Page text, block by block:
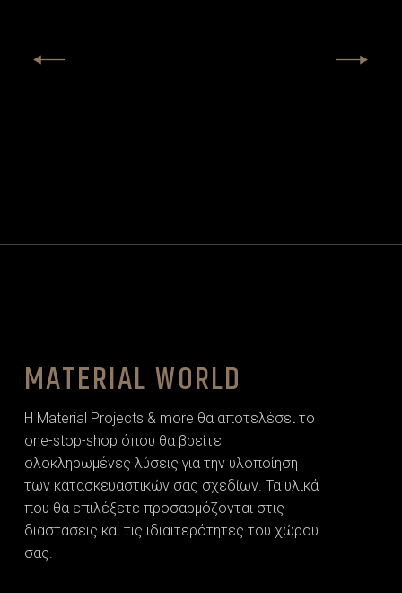
MATERIAL WORLD
Η Material Projects & more θα αποτελέσει το
one-stop-shop όπου θα βρείτε
ολοκληρωμένες λύσεις για την υλοποίηση
των κατασκευαστικών σας σχεδίων. Τα υλικά
που θα επιλέξετε προσαρµόζονται στις
διαστάσεις και τις ιδιαιτερότητες του χώρου
σας.